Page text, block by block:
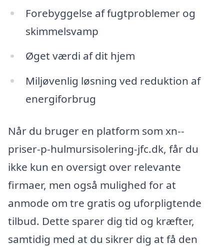
Forebyggelse af fugtproblemer og
skimmelsvamp
Øget værdi af dit hjem
Miljøvenlig løsning ved reduktion af
energiforbrug
Når du bruger en platform som xn--
priser-p-hulmursisolering-jfc.dk, får du
ikke kun en oversigt over relevante
firmaer, men også mulighed for at
anmode om tre gratis og uforpligtende
tilbud. Dette sparer dig tid og kræfter,
samtidig med at du sikrer dig at få den